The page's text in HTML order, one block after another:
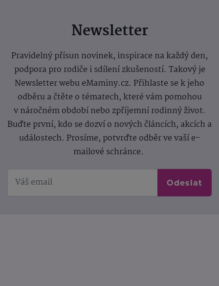
Newsletter
Pravidelný přísun novinek, inspirace na každý den,
podpora pro rodiče i sdílení zkušeností. Takový je
Newsletter webu eMaminy.cz. Přihlaste se k jeho
odběru a čtěte o tématech, které vám pomohou
v náročném období nebo zpříjemní rodinný život.
Buďte první, kdo se dozví o nových článcích, akcích a
událostech. Prosíme, potvrďte odběr ve vaší e-
mailové schránce.
Odeslat